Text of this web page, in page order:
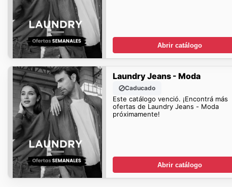
Abrir catálogo
Laundry Jeans - Moda
Caducado
Este catálogo venció. ¡Encontrá más
ofertas de Laundry Jeans - Moda
próximamente!
Abrir catálogo